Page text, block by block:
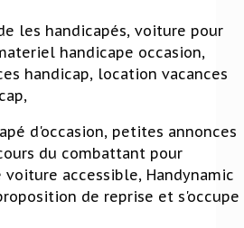
les handicapés, voiture pour
handicape occasion,
handicap, location vacances
d'occasion, petites annonces
du combattant pour
accessible, Handynamic
de reprise et s'occupe